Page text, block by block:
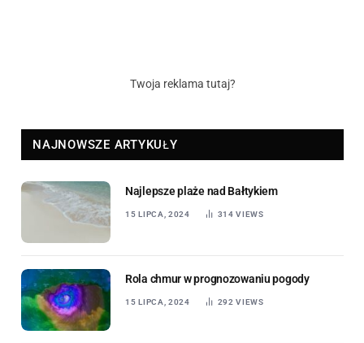
Twoja reklama tutaj?
NAJNOWSZE ARTYKUŁY
Najlepsze plaże nad Bałtykiem
15 LIPCA, 2024 314VIEWS
Rola chmur w prognozowaniu pogody
15 LIPCA, 2024 292VIEWS